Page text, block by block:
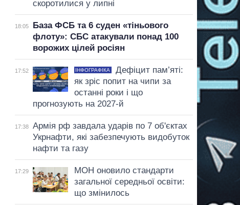
скоротилися у липні
18:05
База ФСБ та 6 суден «тіньового
флоту»: СБС атакували понад 100
ворожих цілей росіян
17:52 ІНФОГРАФІКА
Дефіцит пам’яті:
як зріс попит на чипи за
останні роки і що
прогнозують на 2027-й
17:38
Армія рф завдала ударів по 7 об'єктах
Укрнафти, які забезпечують видобуток
нафти та газу
17:29
МОН оновило стандарти
загальної середньої освіти:
що змінилось